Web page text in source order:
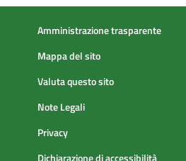
Amministrazione trasparente
Mappa del sito
Valuta questo sito
Note Legali
Privacy
Dichiarazione di accessibilità